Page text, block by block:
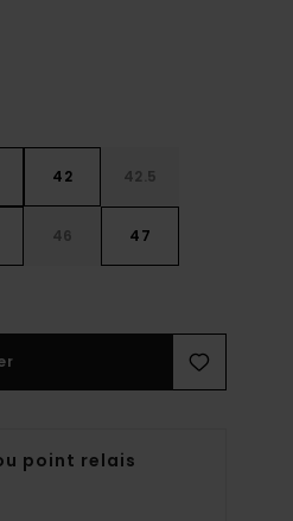
42 42.5
46 47
point relais